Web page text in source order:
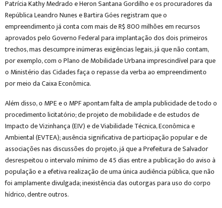
Patrícia Kathy Medrado e Heron Santana Gordilho e os procuradores da
República Leandro Nunes e Bartira Góes registram que o
empreendimento já conta com mais de R$ 800 milhões em recursos
aprovados pelo Governo Federal para implantação dos dois primeiros
trechos, mas descumpre inúmeras exigências legais, já que não contam,
por exemplo, com o Plano de Mobilidade Urbana imprescindível para que
o Ministério das Cidades faça o repasse da verba ao empreendimento
por meio da Caixa Econômica.
Além disso, o MPE e o MPF apontam falta de ampla publicidade de todo o
procedimento licitatório; de projeto de mobilidade e de estudos de
Impacto de Vizinhança (EIV) e de Viabilidade Técnica, Econômica e
Ambiental (EVTEA); ausência significativa de participação popular e de
associações nas discussões do projeto, já que a Prefeitura de Salvador
desrespeitou o intervalo mínimo de 45 dias entre a publicação do aviso à
população e a efetiva realização de uma única audiência pública, que não
foi amplamente divulgada; inexistência das outorgas para uso do corpo
hídrico, dentre outros.